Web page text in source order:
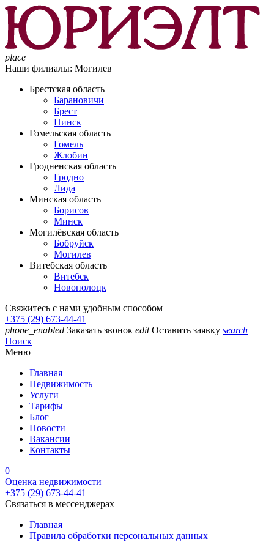
place
Наши филиалы: Могилев
Брестская область
Барановичи
Брест
Пинск
Гомельская область
Гомель
Жлобин
Гродненская область
Гродно
Лида
Минская область
Борисов
Минск
Могилёвская область
Бобруйск
Могилев
Витебская область
Витебск
Новополоцк
Свяжитесь с нами удобным способом
+375 (29) 673-44-41
phone_enabled Заказать звонок edit Оставить заявку search
Поиск
Меню
Главная
Недвижимость
Услуги
Тарифы
Блог
Новости
Вакансии
Контакты
0
Оценка недвижимости
+375 (29) 673-44-41
Связаться в мессенджерах
Главная
Правила обработки персональных данных